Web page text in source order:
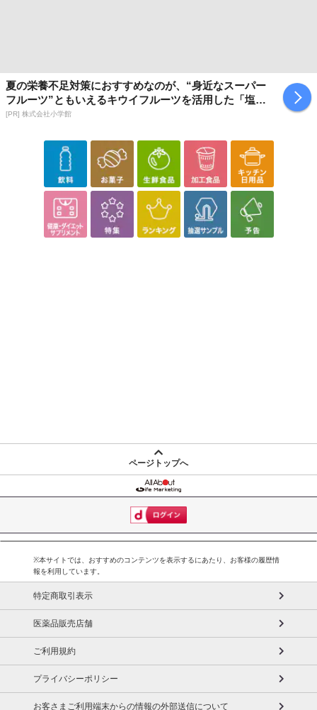
夏の栄養不足対策におすすめなのが、“身近なスーパー
フルーツ”ともいえるキウイフルーツを活用した「塩キ
ウイ」
[PR] 株式会社小学館
ページトップへ
※本サイトでは、おすすめのコンテンツを表示するにあたり、お客様の履歴情
報を利用しています。
特定商取引表示
医薬品販売店舗
ご利用規約
プライバシーポリシー
お客さまご利用端末からの情報の外部送信について